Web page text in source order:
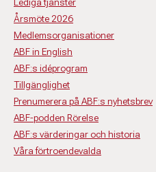
Årsmöte 2026
Medlemsorganisationer
ABF in English
ABF:s idéprogram
Tillgänglighet
Prenumerera på ABF:s nyhetsbrev
ABF-podden Rörelse
ABF:s värderingar och historia
Våra förtroendevalda